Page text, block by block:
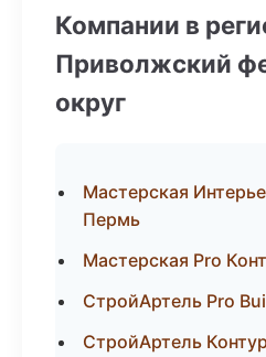
Компании в
Приволжский
округ
Мастерская
Пермь
Мастерская Pro
СтройАртель Pro
СтройАртель